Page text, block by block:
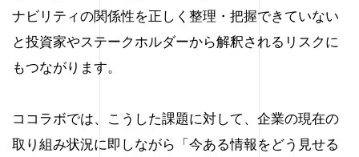
ナビリティの関係性を正しく整理・把握できていない
と投資家やステークホルダーから解釈されるリスクに
もつながります。
ココラボでは、こうした課題に対して、企業の現在の
取り組み状況に即しながら「今ある情報をどう見せる